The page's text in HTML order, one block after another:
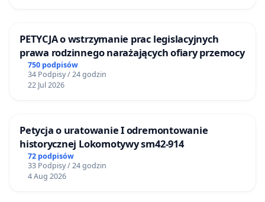
PETYCJA o wstrzymanie prac legislacyjnych
prawa rodzinnego narażających ofiary przemocy
750 podpisów
34 Podpisy / 24 godzin
22 Jul 2026
Petycja o uratowanie I odremontowanie
historycznej Lokomotywy sm42-914
72 podpisów
33 Podpisy / 24 godzin
4 Aug 2026